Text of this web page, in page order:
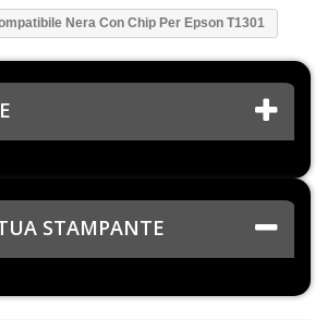
Nera Con Chip Per Epson T1301
STAMPANTE